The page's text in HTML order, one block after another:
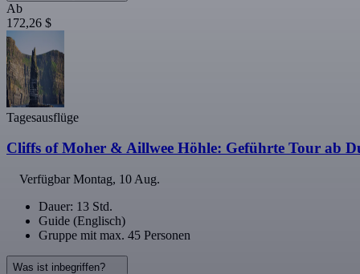
Ab
172,26 $
Tagesausflüge
Cliffs of Moher & Aillwee Höhle: Geführte Tour ab
VerfügbarMontag, 10 Aug.
Dauer: 13 Std.
Guide (Englisch)
Gruppe mit max. 45 Personen
Was ist inbegriffen?